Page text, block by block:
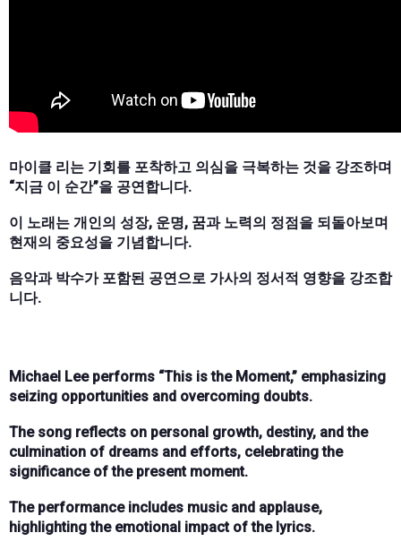
마이클 리는 기회를 포착하고 의심을 극복하는 것을 강조하며
“지금 이 순간”을 공연합니다.
이 노래는 개인의 성장, 운명, 꿈과 노력의 정점을 되돌아보며
현재의 중요성을 기념합니다.
음악과 박수가 포함된 공연으로 가사의 정서적 영향을 강조합
니다.
Michael Lee performs “This is the Moment,” emphasizing
seizing opportunities and overcoming doubts.
The song reflects on personal growth, destiny, and the
culmination of dreams and efforts, celebrating the
significance of the present moment.
The performance includes music and applause,
highlighting the emotional impact of the lyrics.